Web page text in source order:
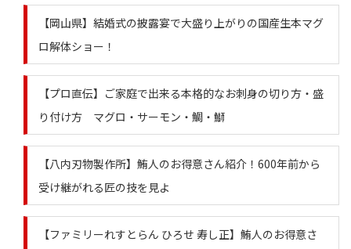
【岡山県】結婚式の披露宴で大盛り上がりの国産生本マグ
ロ解体ショー！
【プロ直伝】ご家庭で出来る本格的なお刺身の切り方・盛
り付け方 マグロ・サーモン・鯛・鰤
【八内刃物製作所】鮪人のお得意さん紹介！600年前から
受け継がれる匠の技を見よ
【ファミリーれすとらん ひろせ 寿し正】鮪人のお得意さ